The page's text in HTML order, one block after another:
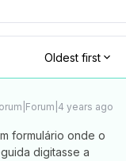
Oldest first
years ago
formulário onde o
digitasse a